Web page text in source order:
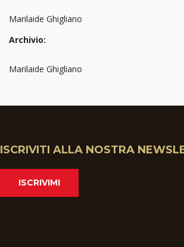
Marilaide Ghigliano
Archivio:
Marilaide Ghigliano
ISCRIVITI ALLA NOSTRA
ISCRIVIMI